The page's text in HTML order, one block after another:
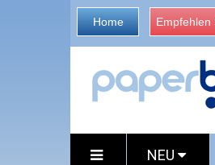
Home Empfehlen
NEU